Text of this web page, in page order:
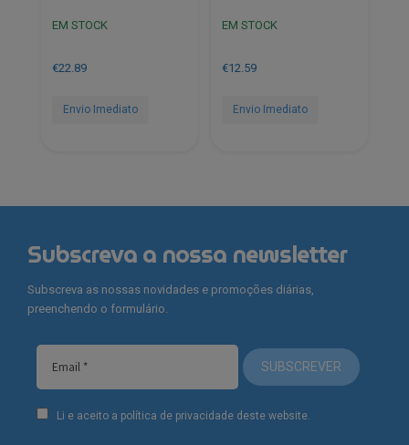
EM STOCK
€22.89
Envio Imediato
EM STOCK
€12.59
Envio Imediato
Subscreva a nossa newsletter
Subscreva as nossas novidades e promoções diárias,
preenchendo o formulário.
SUBSCREVER
Li e aceito a política de privacidade deste website.